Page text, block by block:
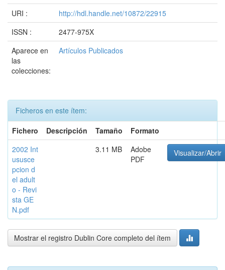
URI :
http://hdl.handle.net/10872/22915
ISSN :
2477-975X
Aparece en
las
colecciones:
Artículos Publicados
Ficheros en este ítem:
Fichero
Descripción Tamaño
Formato
2002 Int
ususce
pcion d
el adult
o - Revi
sta GE
N.pdf
3.11 MB
Adobe
PDF
Visualizar/Abrir
Mostrar el registro Dublin Core completo del ítem